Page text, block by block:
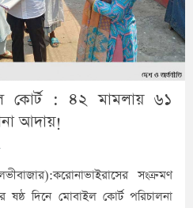
কোর্ট : ৪২ মামলায় ৬১
আদায়!
সংক্রমণ
দিনে মোবাইল কোর্ট পরিচালনা